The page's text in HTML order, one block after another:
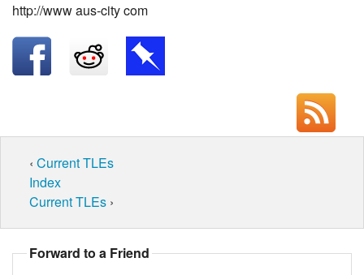
http://www aus-city com
‹ Current TLEs
Index
Current TLEs ›
Forward to a Friend